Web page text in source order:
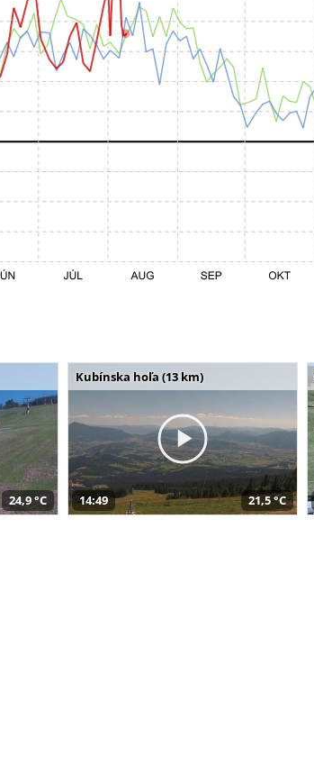
24,9 °C
Kubínska hoľa (13 km)
14:49 21,5 °C